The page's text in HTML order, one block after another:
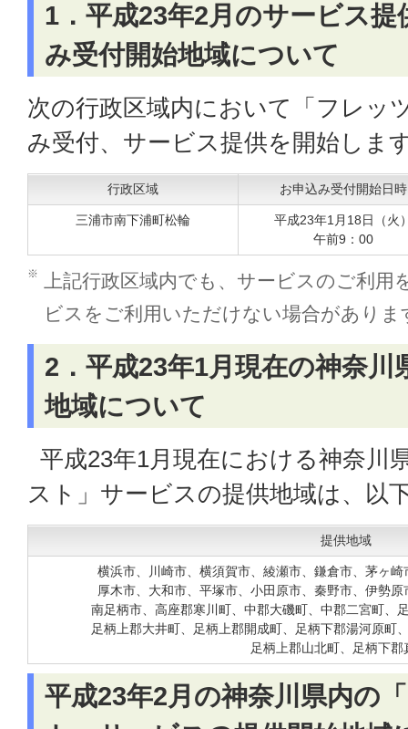
1．平成23年2月のサービス
み受付開始地域について
次の行政区域内において「フレッ
み受付、サービス提供を開始しま
行政区域 お申込み受付開始日時
三浦市南下浦町松輪
平成23年1月18日（火
午前9：00
※ 上記行政区域内でも、サービスのご利用
ビスをご利用いただけない場合がありま
2．平成23年1月現在の神奈川
地域について
平成23年1月現在における神奈川
スト」サービスの提供地域は、以
提供地域
横浜市、川崎市、横須賀市、綾瀬市、鎌倉市、茅ヶ
厚木市、大和市、平塚市、小田原市、秦野市、伊勢
南足柄市、高座郡寒川町、中郡大磯町、中郡二宮町、
足柄上郡大井町、足柄上郡開成町、足柄下郡湯河原町
足柄上郡山北町、足柄下郡
平成23年2月の神奈川県内の